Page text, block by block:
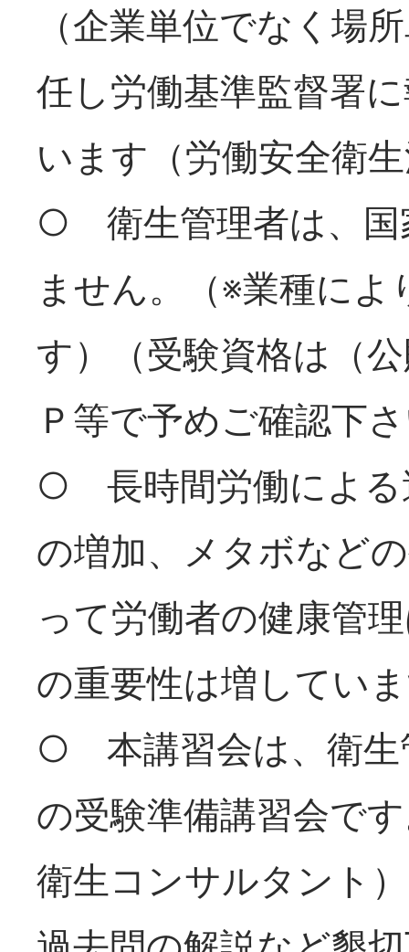
（企業単位でなく場
任し労働基準監督署
います（労働安全衛
○ 衛生管理者は、国
ません。（※業種に
す）（受験資格は（
Ｐ等で予めご確認下
○ 長時間労働による
の増加、メタボなど
って労働者の健康管
の重要性は増してい
○ 本講習会は、衛生
の受験準備講習会で
衛生コンサルタント